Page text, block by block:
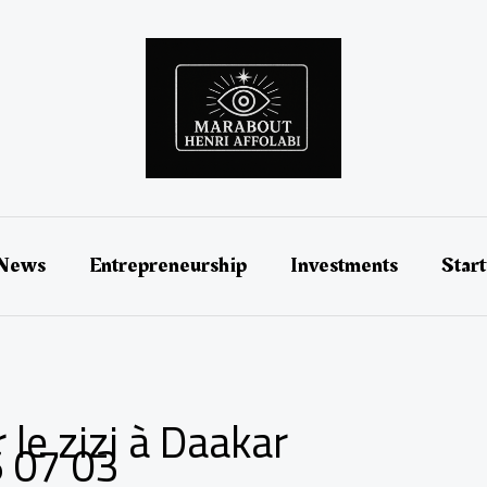
Entrepreneurship Investments
zizi à Daakar
03